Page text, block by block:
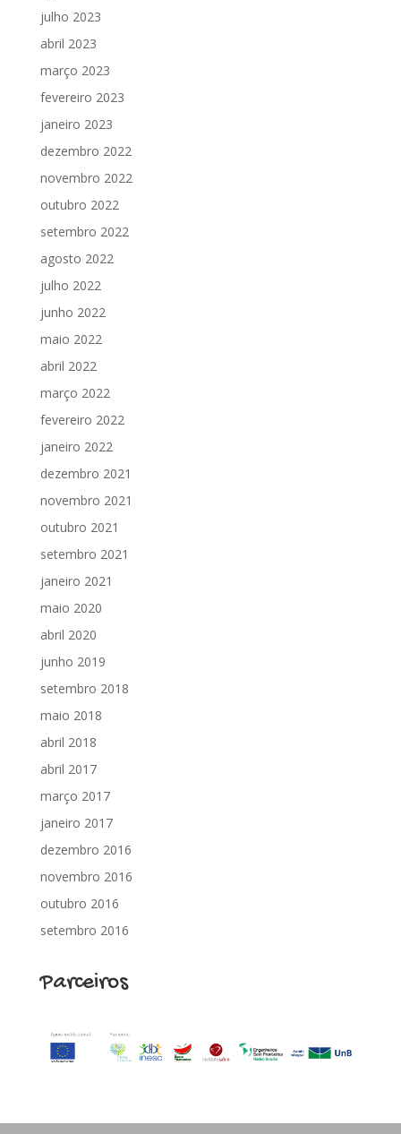
julho 2023
abril 2023
março 2023
fevereiro 2023
janeiro 2023
dezembro 2022
novembro 2022
outubro 2022
setembro 2022
agosto 2022
julho 2022
junho 2022
maio 2022
abril 2022
março 2022
fevereiro 2022
janeiro 2022
dezembro 2021
novembro 2021
outubro 2021
setembro 2021
janeiro 2021
maio 2020
abril 2020
junho 2019
setembro 2018
maio 2018
abril 2018
abril 2017
março 2017
janeiro 2017
dezembro 2016
novembro 2016
outubro 2016
setembro 2016
Parceiros